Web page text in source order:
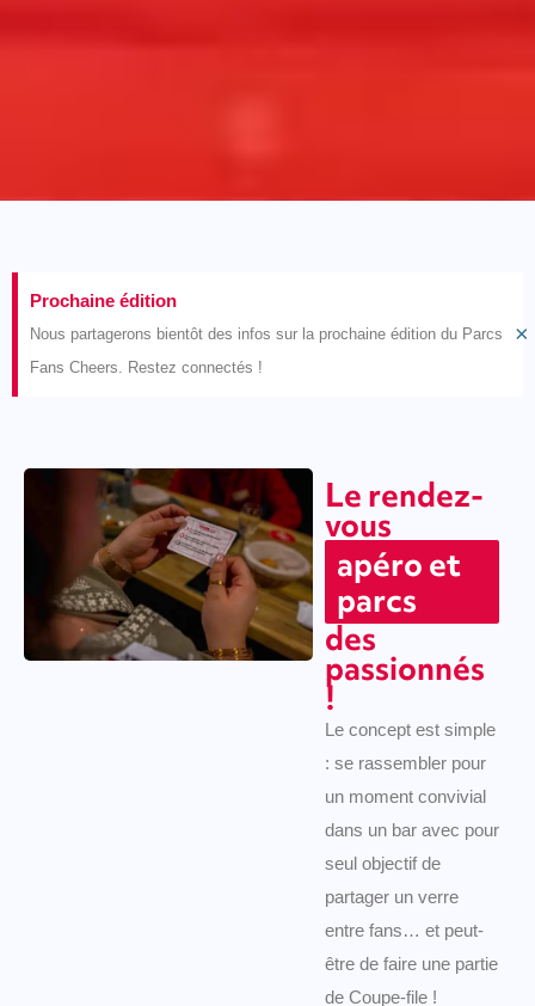
Prochaine édition
Nous partagerons bientôt des infos sur la prochaine édition du Parcs
Fans Cheers. Restez connectés !
×
Le rendez-
vous
apéro et
parcs
des
passionnés
!
Le concept est simple
: se rassembler pour
un moment convivial
dans un bar avec pour
seul objectif de
partager un verre
entre fans… et peut-
être de faire une partie
de Coupe-file !